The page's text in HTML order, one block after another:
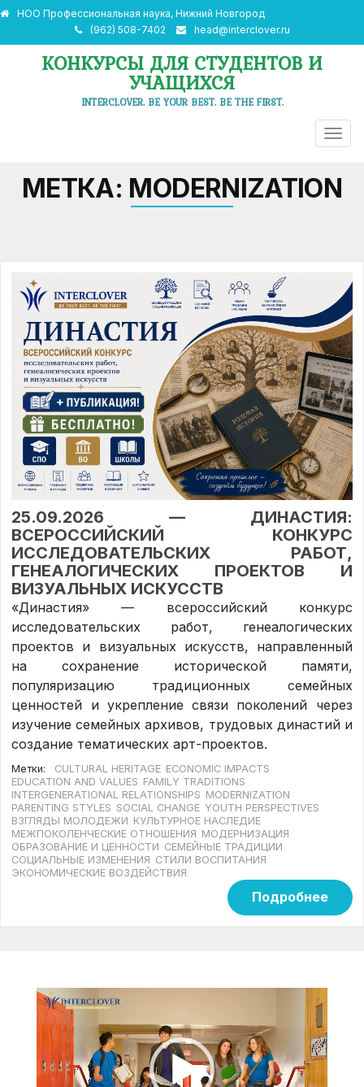
НОО Профессиональная наука, Нижний Новгород
(962) 508-7402
head@interclover.ru
КОНКУРСЫ ДЛЯ СТУДЕНТОВ И
УЧАЩИХСЯ
INTERCLOVER. BE YOUR BEST. BE THE FIRST.
МЕТКА: MODERNIZATION
25.09.2026 — ДИНАСТИЯ:
ВСЕРОССИЙСКИЙ КОНКУРС
ИССЛЕДОВАТЕЛЬСКИХ РАБОТ,
ГЕНЕАЛОГИЧЕСКИХ ПРОЕКТОВ И
ВИЗУАЛЬНЫХ ИСКУССТВ
«Династия» — всероссийский конкурс
исследовательских работ, генеалогических
проектов и визуальных искусств, направленный
на сохранение исторической памяти,
популяризацию традиционных семейных
ценностей и укрепление связи поколений через
изучение семейных архивов, трудовых династий и
создание тематических арт-проектов.
Метки: CULTURAL HERITAGE ECONOMIC IMPACTS
EDUCATION AND VALUES FAMILY TRADITIONS
INTERGENERATIONAL RELATIONSHIPS MODERNIZATION
PARENTING STYLES SOCIAL CHANGE YOUTH PERSPECTIVES
ВЗГЛЯДЫ МОЛОДЕЖИ КУЛЬТУРНОЕ НАСЛЕДИЕ
МЕЖПОКОЛЕНЧЕСКИЕ ОТНОШЕНИЯ МОДЕРНИЗАЦИЯ
ОБРАЗОВАНИЕ И ЦЕННОСТИ СЕМЕЙНЫЕ ТРАДИЦИИ
СОЦИАЛЬНЫЕ ИЗМЕНЕНИЯ СТИЛИ ВОСПИТАНИЯ
ЭКОНОМИЧЕСКИЕ ВОЗДЕЙСТВИЯ
Подробнее
Видеоплеер